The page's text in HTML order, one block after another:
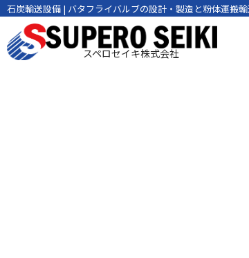
石炭輸送設備 | バタフライバルブの設計・製造と粉体運搬
スペロセイキ株式会社